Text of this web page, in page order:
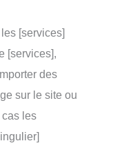
[services]
[services],
des
sur le site ou
cas les